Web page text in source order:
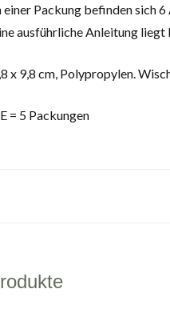
einer Packung befinden sich
ausführliche Anleitung liegt
x 9,8 cm, Polypropylen.
= 5 Packungen